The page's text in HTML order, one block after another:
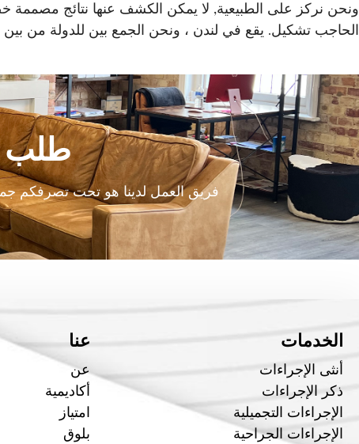
ونحن نركز على الطبيعية, لا يمكن الكشف عنها نتائج مصممة
الحاجب تشكيل. يقع في لندن ، ونحن الجمع بين للدولة من بين
طلب
فريق العمل لدينا هو تحت تصرفكم
الخدمات
أنثى الإجراءات
ذكر الإجراءات
الإجراءات التجميلية
الإجراءات الجراحية
عنا
عن
أكاديمية
امتياز
بلوق